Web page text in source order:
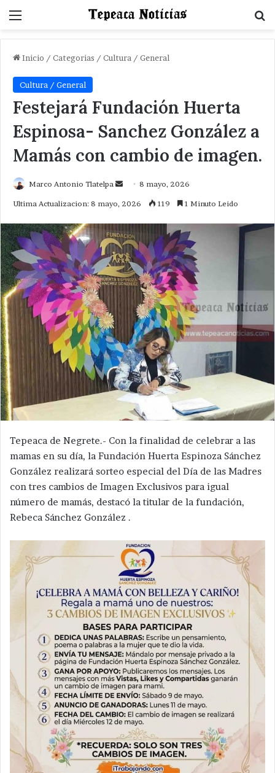
Menu
Inicio / Categorias / Cultura / General
Cultura / General
Festejará Fundación Huerta
Espinosa- Sanchez González a
Mamás con cambio de imagen.
Marco Antonio Tlatelpa
Send 8 mayo, 2026
Ultima Actualizacion: 8 mayo, 2026 119 1 Minuto Leido
Tepeaca de Negrete.- Con la finalidad de celebrar a las
mamas en su día, la Fundación Huerta Espinoza Sánchez
González realizará sorteo especial del Día de las Madres
con tres cambios de Imagen Exclusivos para igual
número de mamás, destacó la titular de la fundación,
Rebeca Sánchez González .